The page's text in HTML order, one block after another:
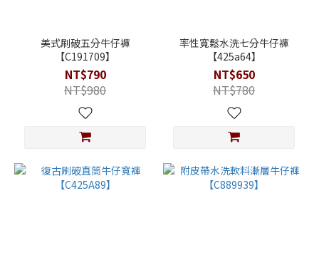
美式刷破五分牛仔褲
【C191709】
NT$790
NT$980
率性寬鬆水洗七分牛仔褲
【425a64】
NT$650
NT$780